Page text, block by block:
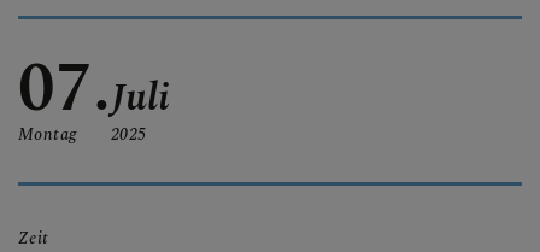
SAKRAMENTE
07.
Montag
Juli
2025
Zeit